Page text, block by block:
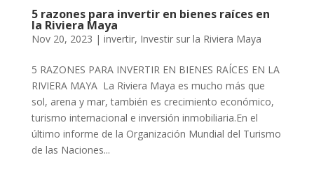
5 razones para invertir en bienes raíces en
la Riviera Maya
Nov 20, 2023 | invertir, Investir sur la Riviera Maya
5 RAZONES PARA INVERTIR EN BIENES RAÍCES EN LA
RIVIERA MAYA La Riviera Maya es mucho más que
sol, arena y mar, también es crecimiento económico,
turismo internacional e inversión inmobiliaria.En el
último informe de la Organización Mundial del Turismo
de las Naciones...